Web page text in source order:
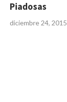
Piadosas
diciembre 24, 2015